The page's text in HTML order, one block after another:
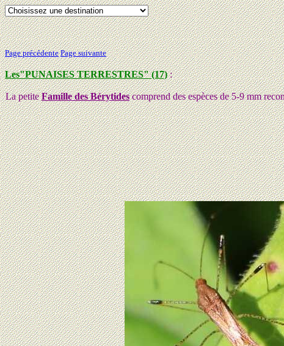
Page précédente Page suivante
Les"PUNAISES TERRESTRES" (17):
La petiteFamille des Bérytidescomprend des espèces de 5-9 mm